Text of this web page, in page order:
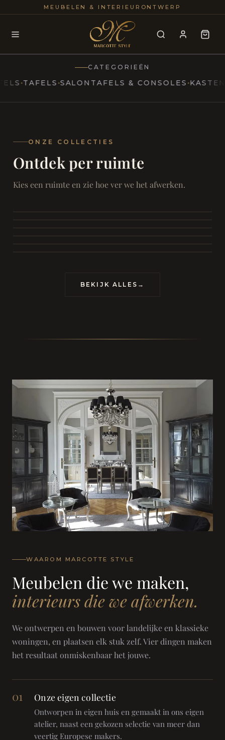
MEUBELEN & INTERIEURONTWERP
Verfijnd dineren
25+
CATEGORIEËN
SALONTAFELS & CONSOLES KASTEN TV-
ONZE COLLECTIES
Ontdek per ruimte
Kies een ruimte en zie hoe ver we het afwerken.
SAMEN ONTSPANNEN
Woonkamer
Eetkamer
RUST EN RETRAITE
BEKIJK ALLES →
WAAROM MARCOTTE STYLE
Meubelen die we maken,
interieurs die we afwerken.
We ontwerpen en bouwen voor landelijke en klassieke
woningen, en plaatsen elk stuk zelf. Vier dingen maken
het resultaat onmiskenbaar het jouwe.
01 Onze eigen collectie
Ontworpen in eigen huis en gemaakt in ons eigen
atelier, naast een gekozen selectie van meer dan
veertig Europese makers.